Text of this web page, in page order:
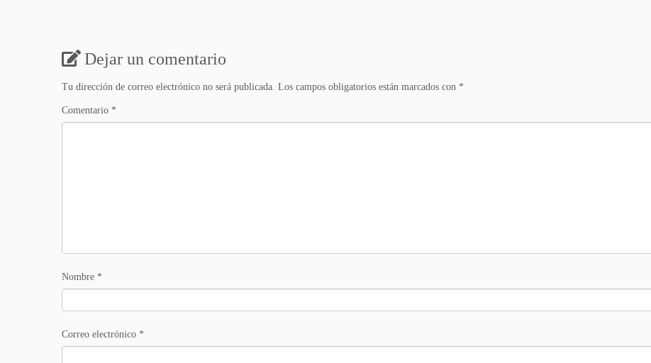
Dejar un comentario
Tu dirección de correo electrónico no será publicada. Los campos obligatorios están marcados con *
Comentario *
Nombre *
Correo electrónico *